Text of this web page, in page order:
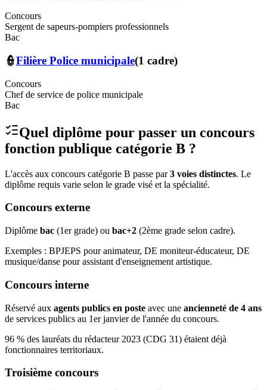
Concours
Sergent de sapeurs-pompiers professionnels
Bac
👮Filière Police municipale(1 cadre)
Concours
Chef de service de police municipale
Bac
Quel diplôme pour passer un concours
fonction publique catégorie B ?
L'accès aux concours catégorie B passe par3 voies distinctes. Le
diplôme requis varie selon le grade visé et la spécialité.
Concours externe
Diplôme bac (1er grade) ou bac+2 (2ème grade selon cadre).
Exemples : BPJEPS pour animateur, DE moniteur-éducateur, DE
musique/danse pour assistant d'enseignement artistique.
Concours interne
Réservé aux agents publics en poste avec une ancienneté de 4 ans
de services publics au 1er janvier de l'année du concours.
96 % des lauréats du rédacteur 2023 (CDG 31) étaient déjà
fonctionnaires territoriaux.
Troisième concours